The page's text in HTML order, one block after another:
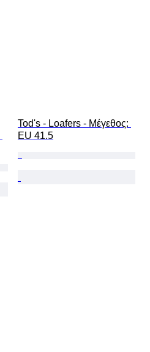
Tod's - Loafers - Mέγεθος:
EU 41.5